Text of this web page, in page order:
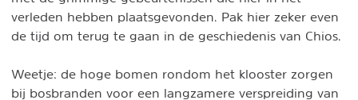
verleden hebben plaatsgevonden. Pak hier zeker even
de tijd om terug te gaan in de geschiedenis van Chios.
Weetje: de hoge bomen rondom het klooster zorgen
bij bosbranden voor een langzamere verspreiding van